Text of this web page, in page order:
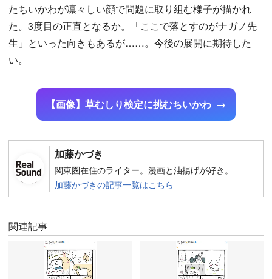
たちいかわが凛々しい顔で問題に取り組む様子が描かれ
た。3度目の正直となるか。「ここで落とすのがナガノ先
生」といった向きもあるが……。今後の展開に期待した
い。
【画像】草むしり検定に挑むちいかわ
加藤かづき
関東圏在住のライター。漫画と油揚げが好き。
加藤かづきの記事一覧はこちら
関連記事